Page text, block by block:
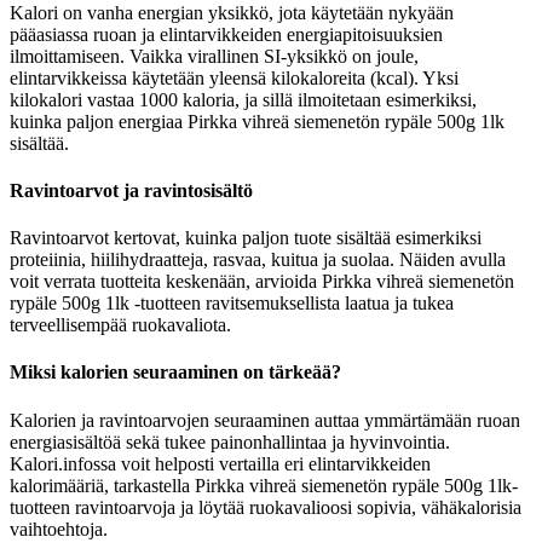
Kalori on vanha energian yksikkö, jota käytetään nykyään
pääasiassa ruoan ja elintarvikkeiden energiapitoisuuksien
ilmoittamiseen. Vaikka virallinen SI-yksikkö on joule,
elintarvikkeissa käytetään yleensä kilokaloreita (kcal). Yksi
kilokalori vastaa 1000 kaloria, ja sillä ilmoitetaan esimerkiksi,
kuinka paljon energiaa Pirkka vihreä siemenetön rypäle 500g 1lk
sisältää.
Ravintoarvot ja ravintosisältö
Ravintoarvot kertovat, kuinka paljon tuote sisältää esimerkiksi
proteiinia, hiilihydraatteja, rasvaa, kuitua ja suolaa. Näiden avulla
voit verrata tuotteita keskenään, arvioida Pirkka vihreä siemenetön
rypäle 500g 1lk -tuotteen ravitsemuksellista laatua ja tukea
terveellisempää ruokavaliota.
Miksi kalorien seuraaminen on tärkeää?
Kalorien ja ravintoarvojen seuraaminen auttaa ymmärtämään ruoan
energiasisältöä sekä tukee painonhallintaa ja hyvinvointia.
Kalori.infossa voit helposti vertailla eri elintarvikkeiden
kalorimääriä, tarkastella Pirkka vihreä siemenetön rypäle 500g 1lk-
tuotteen ravintoarvoja ja löytää ruokavalioosi sopivia, vähäkalorisia
vaihtoehtoja.